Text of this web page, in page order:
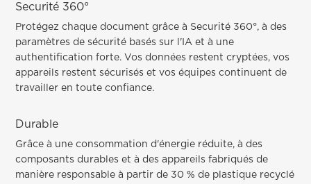
Securité 360°
Protégez chaque document grâce à Securité 360°, à des
paramètres de sécurité basés sur l'IA et à une
authentification forte. Vos données restent cryptées, vos
appareils restent sécurisés et vos équipes continuent de
travailler en toute confiance.
Durable
Grâce à une consommation d'énergie réduite, à des
composants durables et à des appareils fabriqués de
manière responsable à partir de 30 % de plastique recyclé